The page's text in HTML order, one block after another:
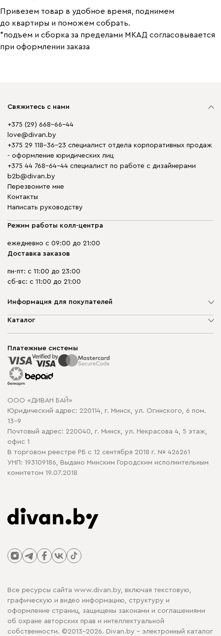
Привезем товар в удобное время, поднимем
до квартиры и поможем собрать.
*подъем и сборка за пределами МКАД согласовывается
при оформлении заказа
Свяжитесь с нами
+375 (29) 668-66-44
love@divan.by
+375 29 118-36-23 специалист отдела корпоративных продаж
- оформление юридических лиц
+375 44 768-64-44 специалист по работе с дизайнерами
b2b@divan.by
Перезвоните мне
Контакты
Написать руководству
Режим работы колл-центра
ежедневно с 09:00 до 21:00
Доставка заказов
пн-пт: с 11:00 до 23:00
сб-вс: с 11:00 до 21:00
Информация для покупателей
О компании
Способы оплаты
Рассрочка и кредит
Гарантия
Карта сайта
Политика конфиденциальности
Политика в отношении обработки cookie
Каталог
Корпусная мебель
Распродажа мебели
Платежные системы
ООО «ДИВАН БАЙ»
Юридический адрес: 220114, г. Минск, ул. Огинского, 6 пом.
13-9
Почтовый адрес: 220040, г. Минск, ул. Некрасова 4, 5 этаж,
офис 1
В торговом реестре РБ с 12 сентября 2018 г. № 426261
УНП: 193109186, Выдано Минским Городским исполнительным
комитетом 19.07.2018
Все ресурсы сайта www.divan.by, включая текстовую,
графическую и видео информацию, структуру и
оформление страниц, защищены законами и соглашениями
об охране авторских прав и интеллектуальной
собственности. ©2013-2026. Divan.by - электронный каталог